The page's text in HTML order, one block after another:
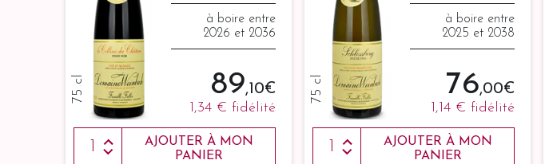
75 cl
à boire entre
2026 et 2036
89,10 €
1,34 € fidélité
AJOUTER À MON
PANIER
75 cl
à boire entre
2025 et 2038
76,00 €
1,14 € fidélité
AJOUTER À MON
PANIER